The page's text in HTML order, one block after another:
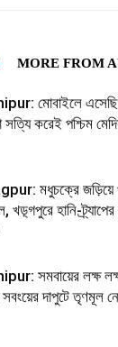
MORE FROM
মোবাইলে এসেছিল
করেই পশ্চিম
মধুচক্রে জড়িয়ে
খড়্গপুরে হানি-
সমবায়ের লক্ষ
দাপুটে তৃণমূল